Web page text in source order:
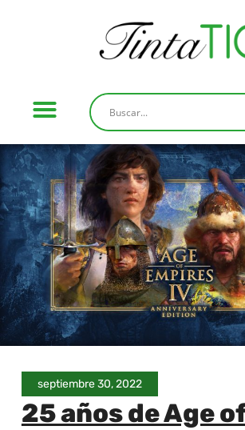
septiembre 30, 2022
25 años de Age